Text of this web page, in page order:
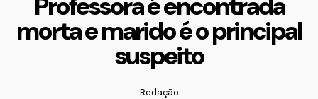
morta e marido é o principal
suspeito
Redação